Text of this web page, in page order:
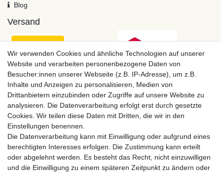
Blog
Versand
Zahlungsmöglichkeiten
Wir verwenden Cookies und ähnliche Technologien auf unserer
Website und verarbeiten personenbezogene Daten von
Besucher:innen unserer Webseite (z.B. IP-Adresse), um z.B.
Inhalte und Anzeigen zu personalisieren, Medien von
Drittanbietern einzubinden oder Zugriffe auf unsere Website zu
analysieren. Die Datenverarbeitung erfolgt erst durch gesetzte
Cookies. Wir teilen diese Daten mit Dritten, die wir in den
Einstellungen benennen.
Die Datenverarbeitung kann mit Einwilligung oder aufgrund eines
berechtigten Interesses erfolgen. Die Zustimmung kann erteilt
oder abgelehnt werden. Es besteht das Recht, nicht einzuwilligen
und die Einwilligung zu einem späteren Zeitpunkt zu ändern oder